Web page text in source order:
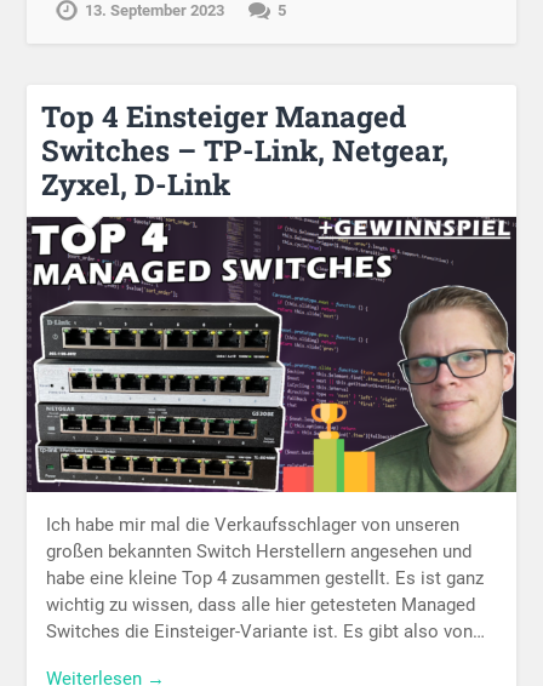
13. September 2023 5
Top 4 Einsteiger Managed
Switches – TP-Link, Netgear,
Zyxel, D-Link
Ich habe mir mal die Verkaufsschlager von unseren
großen bekannten Switch Herstellern angesehen und
habe eine kleine Top 4 zusammen gestellt. Es ist ganz
wichtig zu wissen, dass alle hier getesteten Managed
Switches die Einsteiger-Variante ist. Es gibt also von…
Weiterlesen →